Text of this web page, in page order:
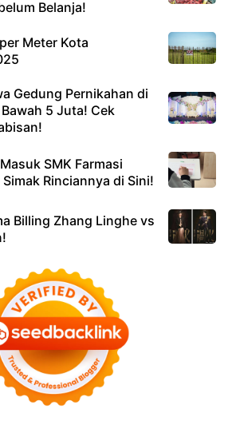
Belanja!
Meter Kota
Gedung Pernikahan di
5 Juta! Cek
SMK Farmasi
Rinciannya di Sini!
Billing Zhang Linghe vs